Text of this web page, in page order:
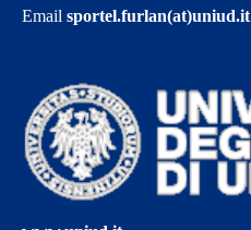
Emailsportel.furlan(at)uniud.it